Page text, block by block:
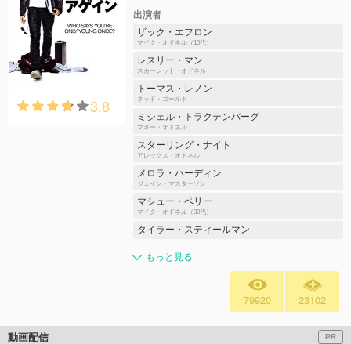
3.8
出演者
ザック・エフロン
マイク・オドネル（10代）
レスリー・マン
スカーレット・オドネル
トーマス・レノン
ネッド・ゴールド
ミシェル・トラクテンバーグ
マギー・オドネル
スターリング・ナイト
アレックス・オドネル
メロラ・ハーディン
ジェイン・マスターソン
マシュー・ペリー
マイク・オドネル（30代）
タイラー・スティールマン
もっと見る
79920 23102
動画配信 PR